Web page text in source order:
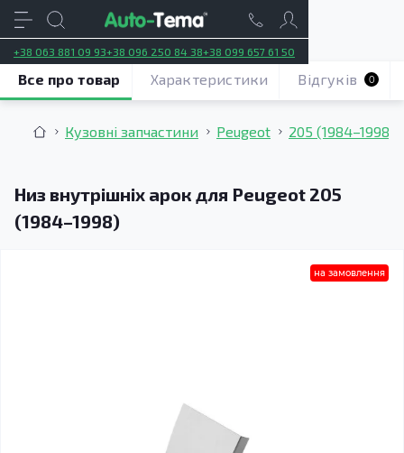
+38 063 881 09 93+38 096 250 84 38+38 099 657 61 50
Кузовні запчастини Peugeot 205 (1984–1998)
Низ внутрішніх арок для Peugeot 205
(1984–1998)
Все про товар Характеристики Відгуків 0
на замовлення